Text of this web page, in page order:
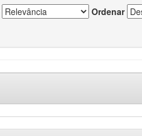
Ordenar